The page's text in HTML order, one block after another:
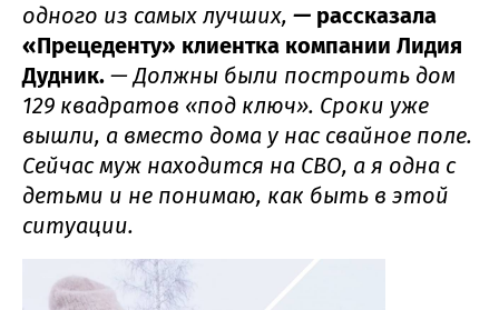
одного из самых лучших, — рассказала
«Прецеденту» клиентка компании Лидия
Дудник. — Должны были построить дом
129 квадратов «под ключ». Сроки уже
вышли, а вместо дома у нас свайное поле.
Сейчас муж находится на СВО, а я одна с
детьми и не понимаю, как быть в этой
ситуации.